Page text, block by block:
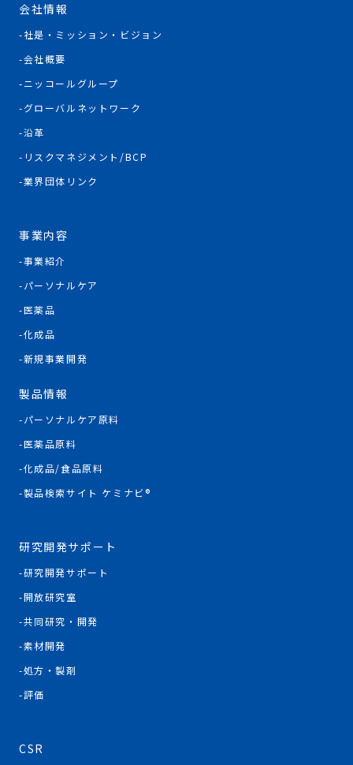
会社情報
社是・ミッション・ビジョン
会社概要
ニッコールグループ
グローバルネットワーク
沿革
リスクマネジメント/BCP
業界団体リンク
事業内容
事業紹介
パーソナルケア
医薬品
化成品
新規事業開発
製品情報
パーソナルケア原料
医薬品原料
化成品/食品原料
製品検索サイト ケミナビ®
研究開発サポート
研究開発サポート
開放研究室
共同研究・開発
素材開発
処方・製剤
評価
CSR